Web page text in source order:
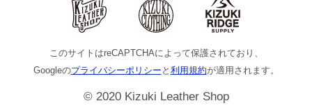
このサイトはreCAPTCHAによって保護されており、
Googleのプライバシーポリシー と 利用規約が適用されます。
© 2020 Kizuki Leather Shop